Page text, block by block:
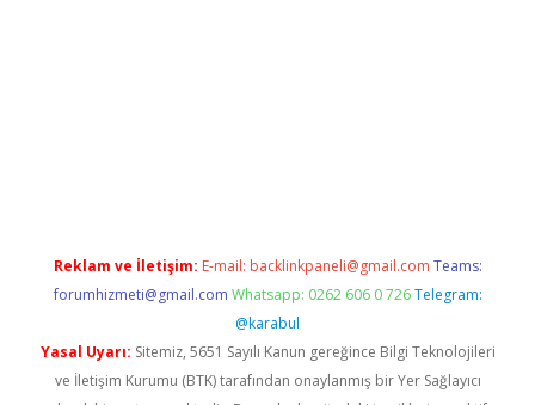
Reklam ve İletişim: E-mail: backlinkpaneli@gmail.com Teams:
forumhizmeti@gmail.com Whatsapp: 0262 606 0 726 Telegram:
@karabul
Yasal Uyarı: Sitemiz, 5651 Sayılı Kanun gereğince Bilgi Teknolojileri
ve İletişim Kurumu (BTK) tarafından onaylanmış bir Yer Sağlayıcı